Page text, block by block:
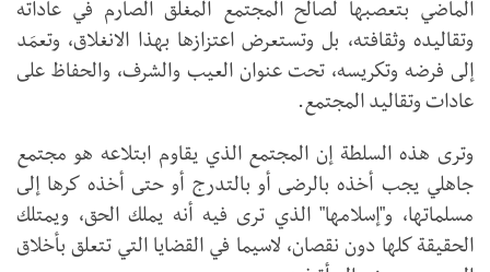
الماضي بتعصبها لصالح المجتمع المغلق الصارم في عاداته
وتقاليده وثقافته، بل وتستعرض اعتزازها بهذا الانغلاق، وتعمَد
إلى فرضه وتكريسه، تحت عنوان العيب والشرف، والحفاظ على
عادات وتقاليد المجتمع.
وترى هذه السلطة إن المجتمع الذي يقاوم ابتلاعه هو مجتمع
جاهلي يجب أخذه بالرضى أو بالتدرج أو حتى أخذه كرها إلى
مسلماتها، و"إسلامها" الذي ترى فيه أنه يملك الحق، ويمتلك
الحقيقة كلها دون نقصان، لاسيما في القضايا التي تتعلق بأخلاق